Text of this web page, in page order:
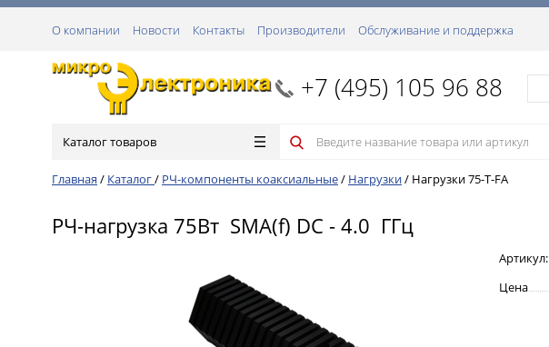
О компании Новости Контакты Производители Обслуживание и поддержка
+7 (495) 105 96 88
Каталог товаров
Главная / Каталог/ РЧ-компоненты коаксиальные/ Нагрузки/ Нагрузки 75-T-FA
РЧ-нагрузка 75Вт SMA(f) DC - 4.0 ГГц
Артикул:
Цена